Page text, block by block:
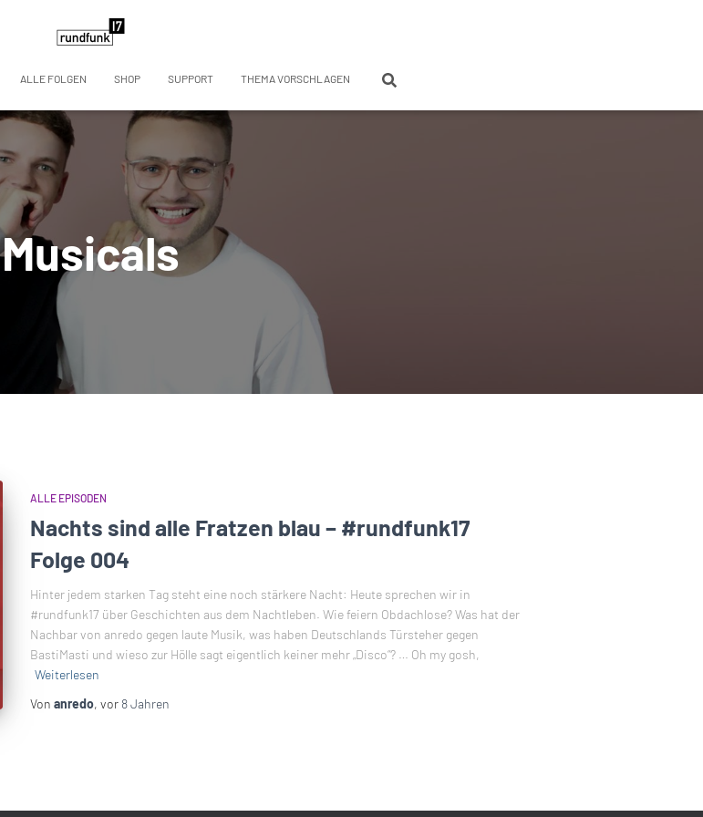
ALLE FOLGEN SHOP SUPPORT THEMA VORSCHLAGEN
Musicals
ALLE EPISODEN
Nachts sind alle Fratzen blau – #rundfunk17
Folge 004
Hinter jedem starken Tag steht eine noch stärkere Nacht: Heute sprechen wir in
#rundfunk17 über Geschichten aus dem Nachtleben. Wie feiern Obdachlose? Was hat der
Nachbar von anredo gegen laute Musik, was haben Deutschlands Türsteher gegen
BastiMasti und wieso zur Hölle sagt eigentlich keiner mehr „Disco“? … Oh my gosh,
Weiterlesen
Von anredo, vor 8 Jahren